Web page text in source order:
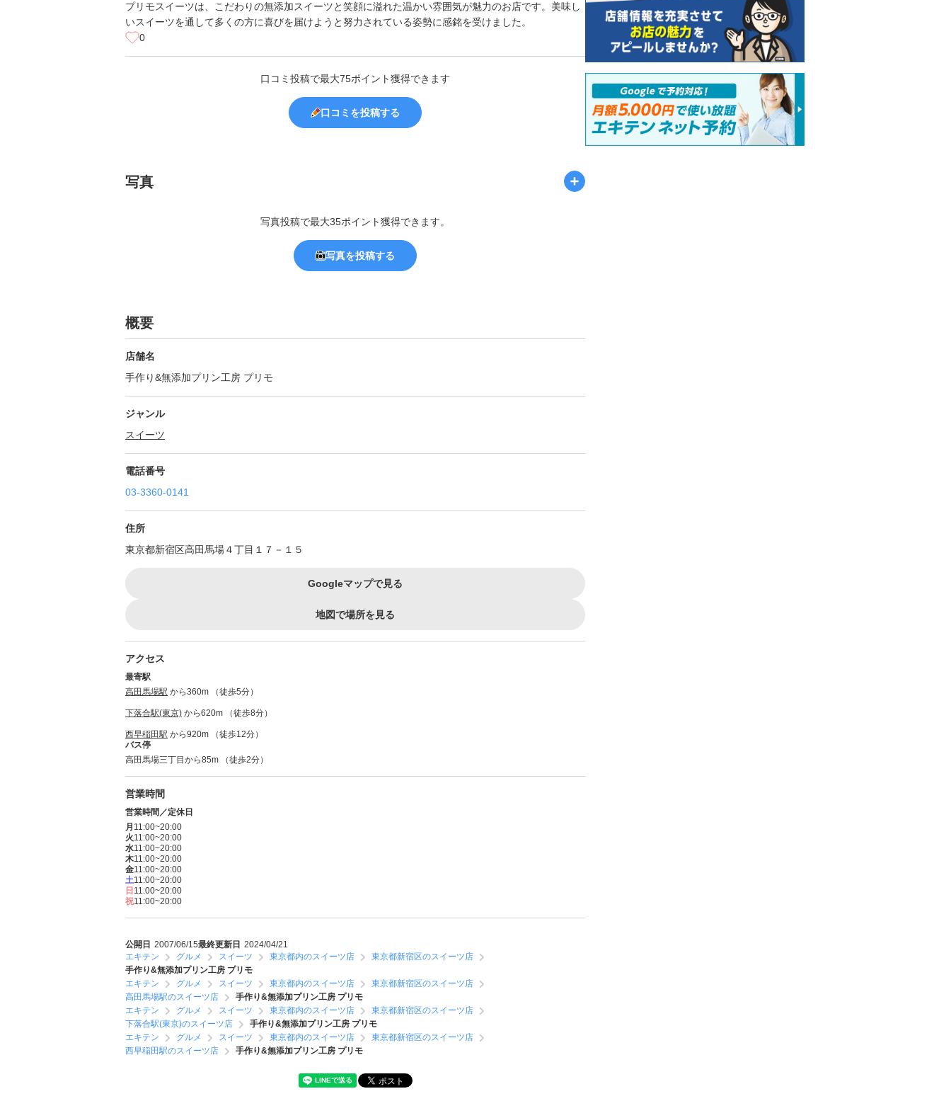
プリモスイーツは、こだわりの無添加スイーツと笑顔に溢れた温かい雰囲気が魅力のお店です。美味し
いスイーツを通して多くの方に喜びを届けようと努力されている姿勢に感銘を受けました。
0
口コミ投稿で最大75ポイント獲得できます
口コミを投稿する
写真
写真投稿で最大35ポイント獲得できます。
写真を投稿する
概要
店舗名
手作り&無添加プリン工房 プリモ
ジャンル
スイーツ
電話番号
03-3360-0141
住所
東京都新宿区高田馬場４丁目１７－１５
Googleマップで見る
地図で場所を見る
アクセス
最寄駅
高田馬場駅 から360m （徒歩5分）
下落合駅(東京) から620m （徒歩8分）
西早稲田駅 から920m （徒歩12分）
バス停
高田馬場三丁目から85m （徒歩2分）
営業時間
営業時間／定休日
月 11:00~20:00
火11:00~20:00
水11:00~20:00
木11:00~20:00
金11:00~20:00
土11:00~20:00
日 11:00~20:00
祝11:00~20:00
公開日 2007/06/15最終更新日 2024/04/21
エキテン
グルメ スイーツ 東京都内のスイーツ店
東京都新宿区のスイーツ店
手作り&無添加プリン工房 プリモ
エキテン
グルメ スイーツ 東京都内のスイーツ店
東京都新宿区のスイーツ店
高田馬場駅のスイーツ店
手作り&無添加プリン工房 プリモ
エキテン
グルメ スイーツ 東京都内のスイーツ店
東京都新宿区のスイーツ店
下落合駅(東京)のスイーツ店
手作り&無添加プリン工房 プリモ
エキテン
グルメ スイーツ 東京都内のスイーツ店
東京都新宿区のスイーツ店
西早稲田駅のスイーツ店
手作り&無添加プリン工房 プリモ